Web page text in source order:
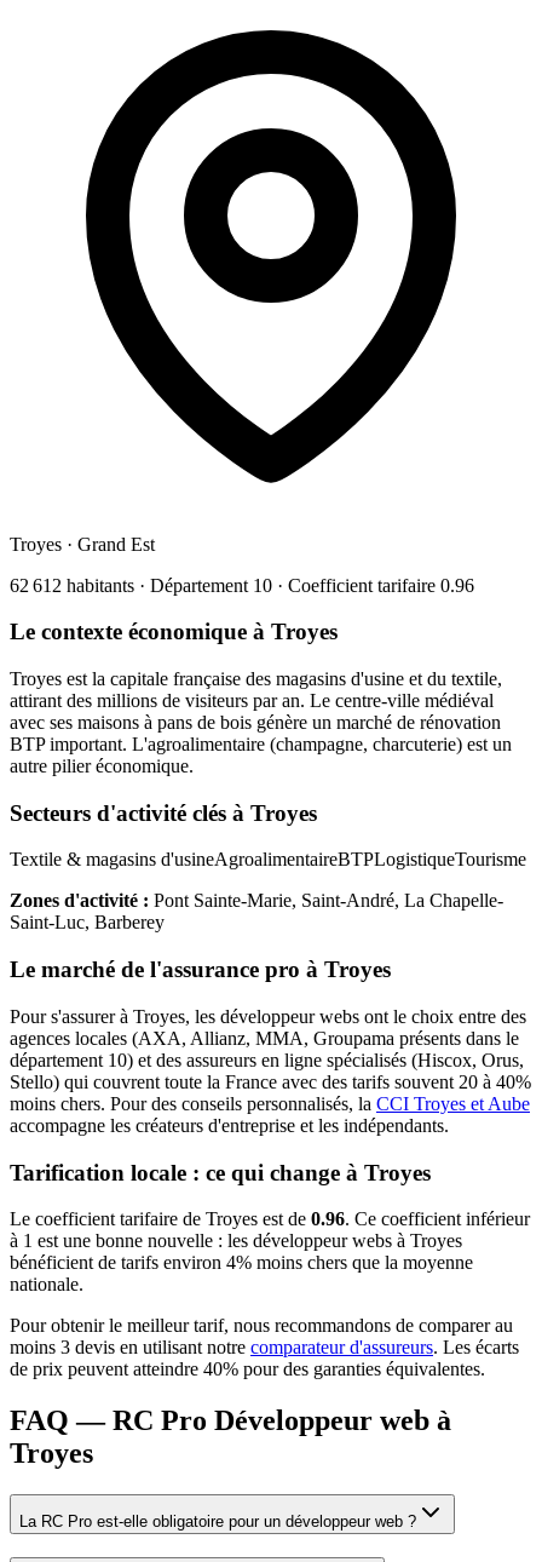
Troyes · Grand Est
62 612 habitants · Département 10 · Coefficient tarifaire 0.96
Le contexte économique à Troyes
Troyes est la capitale française des magasins d'usine et du textile,
attirant des millions de visiteurs par an. Le centre-ville médiéval
avec ses maisons à pans de bois génère un marché de rénovation
BTP important. L'agroalimentaire (champagne, charcuterie) est un
autre pilier économique.
Secteurs d'activité clés à Troyes
Textile & magasins d'usineAgroalimentaireBTPLogistiqueTourisme
Zones d'activité : Pont Sainte-Marie, Saint-André, La Chapelle-
Saint-Luc, Barberey
Le marché de l'assurance pro à Troyes
Pour s'assurer à Troyes, les développeur webs ont le choix entre des
agences locales (AXA, Allianz, MMA, Groupama présents dans le
département 10) et des assureurs en ligne spécialisés (Hiscox, Orus,
Stello) qui couvrent toute la France avec des tarifs souvent 20 à 40%
moins chers. Pour des conseils personnalisés, la CCI Troyes et Aube
accompagne les créateurs d'entreprise et les indépendants.
Tarification locale : ce qui change à Troyes
Le coefficient tarifaire de Troyes est de 0.96. Ce coefficient inférieur
à 1 est une bonne nouvelle : les développeur webs à Troyes
bénéficient de tarifs environ 4% moins chers que la moyenne
nationale.
Pour obtenir le meilleur tarif, nous recommandons de comparer au
moins 3 devis en utilisant notre comparateur d'assureurs. Les écarts
de prix peuvent atteindre 40% pour des garanties équivalentes.
FAQ — RC Pro Développeur web à
Troyes
La RC Pro est-elle obligatoire pour un développeur web ?